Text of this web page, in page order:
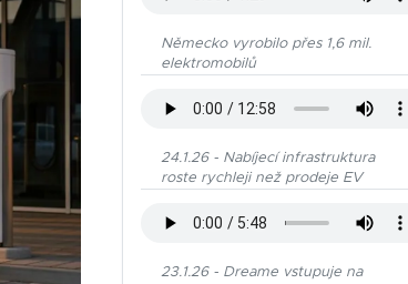
Německo vyrobilo přes 1,6 mil.
elektromobilů
24.1.26 - Nabíjecí infrastruktura
roste rychleji než prodeje EV
23.1.26 - Dreame vstupuje na